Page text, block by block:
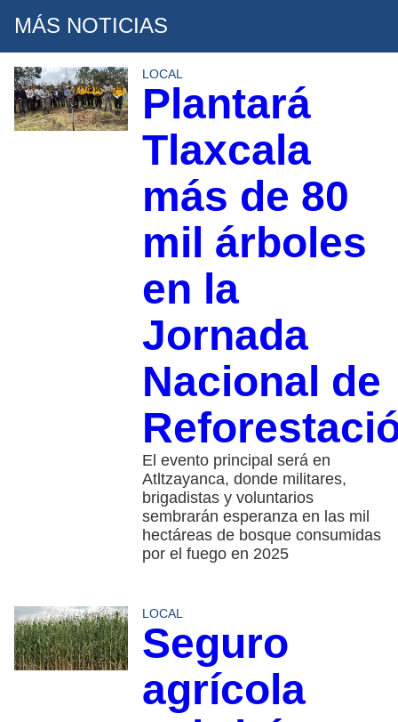
MÁS NOTICIAS
LOCAL
Plantará
Tlaxcala
más de 80
mil árboles
en la
Jornada
Nacional de
El evento principal será en
Atltzayanca, donde militares,
brigadistas y voluntarios
sembrarán esperanza en las mil
hectáreas de bosque consumidas
por el fuego en 2025
LOCAL
Seguro
agrícola